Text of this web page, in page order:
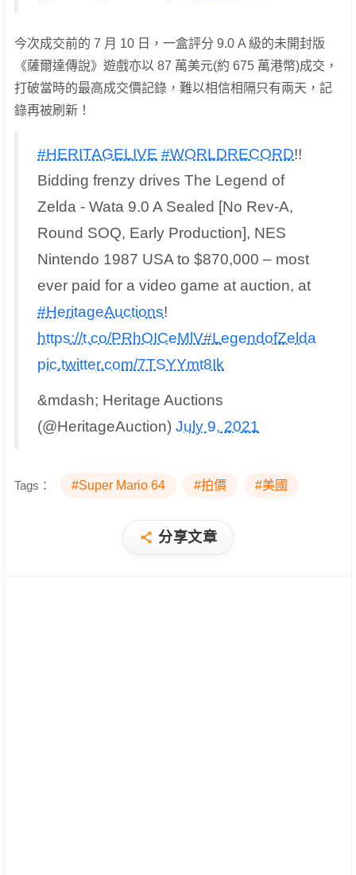
今次成交前的 7 月 10 日，一盒評分 9.0 A 級的未開封版
《薩爾達傳說》遊戲亦以 87 萬美元(約 675 萬港幣)成交，
打破當時的最高成交價記錄，難以相信相隔只有兩天，記
錄再被刷新！
#HERITAGELIVE #WORLDRECORD!!
Bidding frenzy drives The Legend of
Zelda - Wata 9.0 A Sealed [No Rev-A,
Round SOQ, Early Production], NES
Nintendo 1987 USA to $870,000 – most
ever paid for a video game at auction, at
#HeritageAuctions!
https://t.co/PRhOICeMlV#LegendofZelda
pic.twitter.com/7TSYYmt8Ik
&mdash; Heritage Auctions
(@HeritageAuction) July 9, 2021
Tags： #Super Mario 64 #拍價 #美國
分享文章